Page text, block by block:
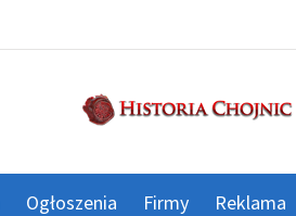
Ogłoszenia Firmy Reklama